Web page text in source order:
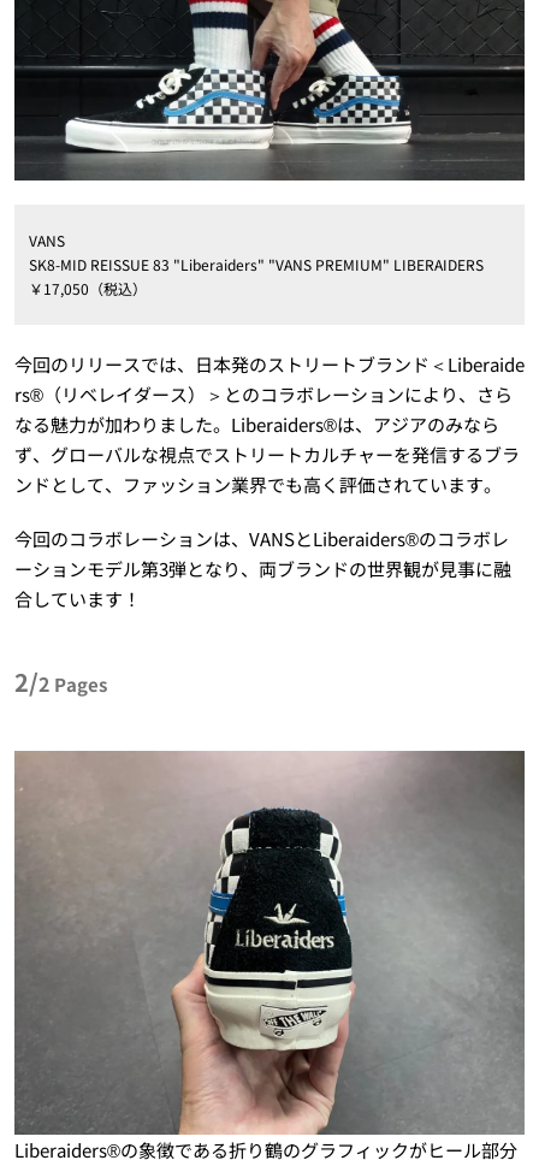
VANS
SK8-MID REISSUE 83 "Liberaiders" "VANS PREMIUM" LIBERAIDERS
￥17,050（税込）
今回のリリースでは、日本発のストリートブランド＜Liberaide
rs®（リベレイダース）＞とのコラボレーションにより、さら
なる魅力が加わりました。Liberaiders®は、アジアのみなら
ず、グローバルな視点でストリートカルチャーを発信するブラ
ンドとして、ファッション業界でも高く評価されています。
今回のコラボレーションは、VANSとLiberaiders®のコラボレ
ーションモデル第3弾となり、両ブランドの世界観が見事に融
合しています！
2/2 Pages
Liberaiders®の象徴である折り鶴のグラフィックがヒール部分